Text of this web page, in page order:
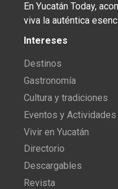
En Yucatán Today,
viva la auténtica
Intereses
Destinos
Gastronomía
Cultura y tradiciones
Eventos y Actividades
Vivir en Yucatán
Directorio
Descargables
Revista